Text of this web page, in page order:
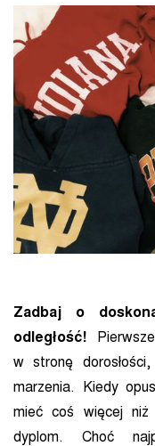
Zadbaj o
odległość! Pierwsze
w stronę
marzenia. Kiedy
mieć coś więcej niż
dyplom. Choć